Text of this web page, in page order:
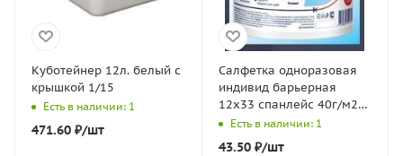
Куботейнер 12л. белый с
крышкой 1/15
Есть в наличии: 1
471.60 ₽/шт
Салфетка одноразовая
индивид барьерная
12х33 спанлейс 40г/м2
№ 50 рулон Эконом
Smart 1/24
Есть в наличии: 1
43.50₽/шт